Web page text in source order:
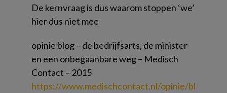
De kernvraag is dus waarom stoppen ‘we’
hier dus niet mee
opinie blog – de bedrijfsarts, de minister
en een onbegaanbare weg – Medisch
Contact – 2015
https://www.medischcontact.nl/opinie/bl